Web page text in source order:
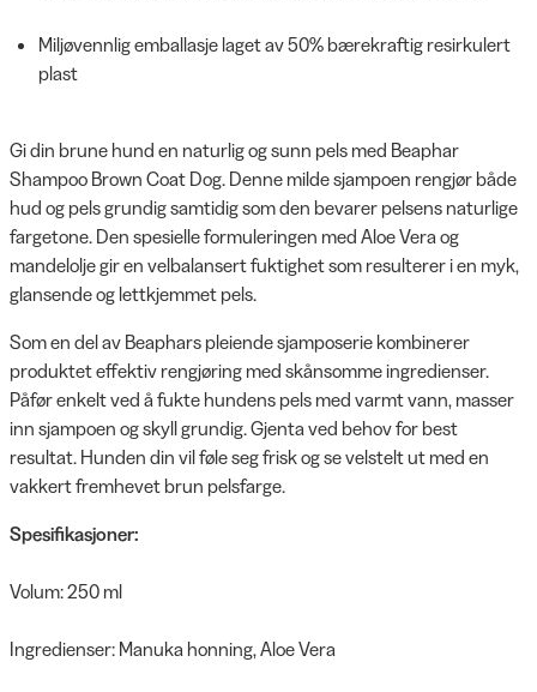
Miljøvennlig emballasje laget av 50% bærekraftig resirkulert
plast
Gi din brune hund en naturlig og sunn pels med Beaphar
Shampoo Brown Coat Dog. Denne milde sjampoen rengjør både
hud og pels grundig samtidig som den bevarer pelsens naturlige
fargetone. Den spesielle formuleringen med Aloe Vera og
mandelolje gir en velbalansert fuktighet som resulterer i en myk,
glansende og lettkjemmet pels.
Som en del av Beaphars pleiende sjamposerie kombinerer
produktet effektiv rengjøring med skånsomme ingredienser.
Påfør enkelt ved å fukte hundens pels med varmt vann, masser
inn sjampoen og skyll grundig. Gjenta ved behov for best
resultat. Hunden din vil føle seg frisk og se velstelt ut med en
vakkert fremhevet brun pelsfarge.
Spesifikasjoner:
Volum: 250 ml
Ingredienser: Manuka honning, Aloe Vera